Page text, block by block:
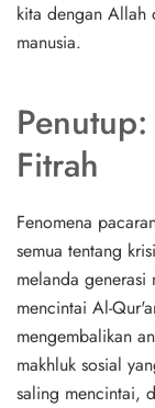
kita dengan Allah
manusia.
Fitrah
Fenomena
semua tentang
melanda
mencintai Al-
mengembalikan
makhluk sosial
saling mencintai,